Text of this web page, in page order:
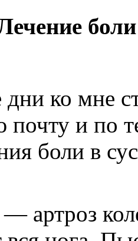
ко мне
почту и по
боли в
артроз